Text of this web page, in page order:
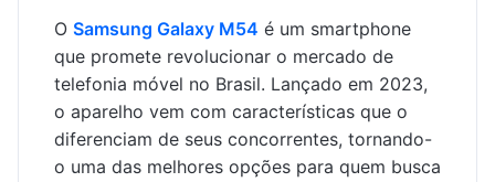
O Samsung Galaxy M54 é um smartphone
que promete revolucionar o mercado de
telefonia móvel no Brasil. Lançado em 2023,
o aparelho vem com características que o
diferenciam de seus concorrentes, tornando-
o uma das melhores opções para quem busca